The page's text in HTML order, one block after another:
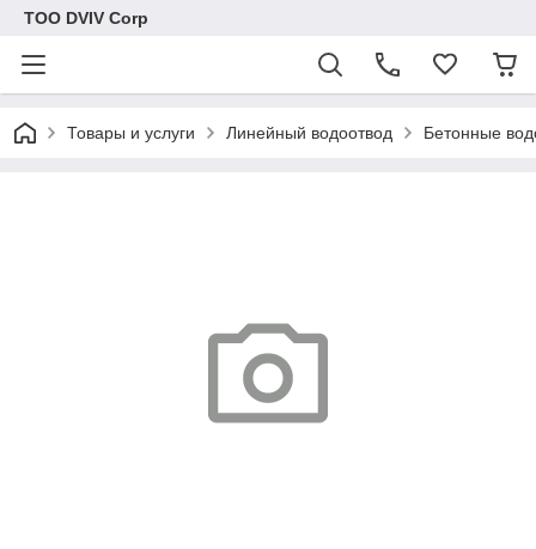
ТОО DVIV Corp
Товары и услуги Линейный водоотвод Бетонные